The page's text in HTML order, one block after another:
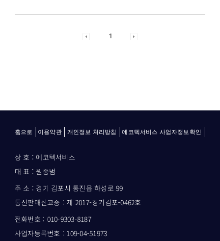
1
홈으로 이용약관 개인정보 처리방침 에코텍서비스 사업자정보확인
상 호 : 에코텍서비스
대 표 : 원종범
주 소 : 경기 김포시 통진읍 하성로 99
통신판매신고증 : 제 2017-경기김포-0462호
전화번호 : 010-9303-8187
사업자등록번호 : 109-04-51973